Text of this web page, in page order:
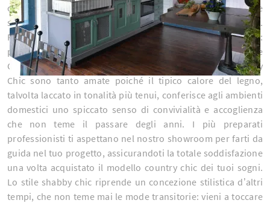
ovvero composizioni connotate dalle linee sinuose
strutturali e dalla presenza del legno anche decapato.
Ricorda che questo è il luogo più vissuto di ogni abitazione:
per creare peculiari atmosfere di charme e accoglienza, le
Cucine Shabby Chic country fanno per te. Le Cucine Shabby
Chic sono tanto amate poiché il tipico calore del legno,
talvolta laccato in tonalità più tenui, conferisce agli ambienti
domestici uno spiccato senso di convivialità e accoglienza
che non teme il passare degli anni. I più preparati
professionisti ti aspettano nel nostro showroom per farti da
guida nel tuo progetto, assicurandoti la totale soddisfazione
una volta acquistato il modello country chic dei tuoi sogni.
Lo stile shabby chic riprende un concezione stilistica d’altri
tempi, che non teme mai le mode transitorie: vieni a toccare